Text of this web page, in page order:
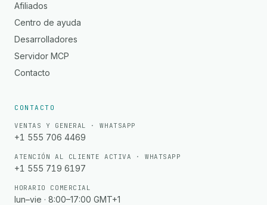
Afiliados
Centro de ayuda
Desarrolladores
Servidor MCP
Contacto
CONTACTO
VENTAS Y GENERAL · WHATSAPP
+1 555 706 4469
ATENCIÓN AL CLIENTE ACTIVA · WHATSAPP
+1 555 719 6197
HORARIO COMERCIAL
lun–vie · 8:00–17:00 GMT+1